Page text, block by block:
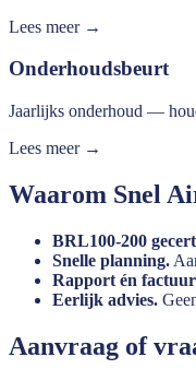
Lees meer →
Onderhoudsbeurt
Jaarlijks onderhoud —
Lees meer →
Waarom Snel
BRL100-200
Snelle planning.
Rapport én
Eerlijk advies.
Aanvraag of